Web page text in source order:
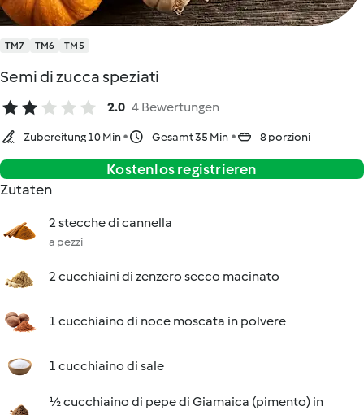
TM7 TM6 TM5
Semi di zucca speziati
2.0 4 Bewertungen
Zubereitung 10 Min Gesamt 35 Min 8 porzioni
Kostenlos registrieren
Zutaten
2 stecche di cannella
a pezzi
2 cucchiaini di zenzero secco macinato
1 cucchiaino di noce moscata in polvere
1 cucchiaino di sale
½ cucchiaino di pepe di Giamaica (pimento) in